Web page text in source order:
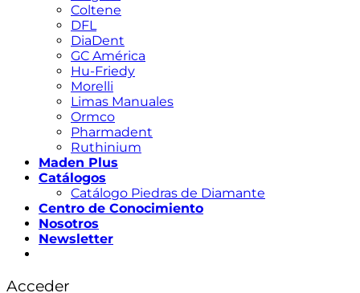
Coltene
DFL
DiaDent
GC América
Hu-Friedy
Morelli
Limas Manuales
Ormco
Pharmadent
Ruthinium
Maden Plus
Catálogos
Catálogo Piedras de Diamante
Centro de Conocimiento
Nosotros
Newsletter
Acceder